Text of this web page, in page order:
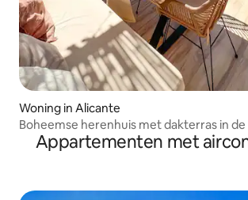
Woning in Alicante
Boheemse herenhuis met dakterras in
Appartementen met